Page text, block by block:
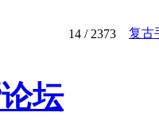
14 / 2373 复古
坛